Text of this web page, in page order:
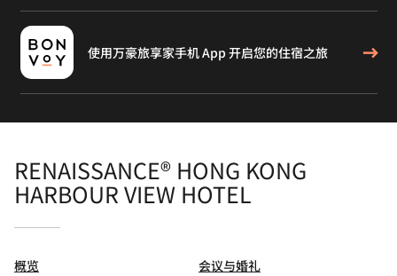
使用万豪旅享家手机 App 开启您的住宿之旅
RENAISSANCE® HONG KONG
HARBOUR VIEW HOTEL
概览
会议与婚礼